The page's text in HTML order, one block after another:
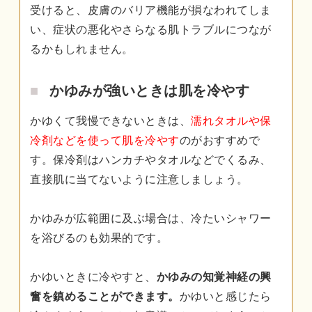
受けると、皮膚のバリア機能が損なわれてしま
い、症状の悪化やさらなる肌トラブルにつなが
るかもしれません。
かゆみが強いときは肌を冷やす
かゆくて我慢できないときは、 濡れタオルや保
冷剤などを使って肌を冷やすのがおすすめで
す。保冷剤はハンカチやタオルなどでくるみ、
直接肌に当てないように注意しましょう。
かゆみが広範囲に及ぶ場合は、冷たいシャワー
を浴びるのも効果的です。
かゆいときに冷やすと、 かゆみの知覚神経の興
奮を鎮めることができます。 かゆいと感じたら